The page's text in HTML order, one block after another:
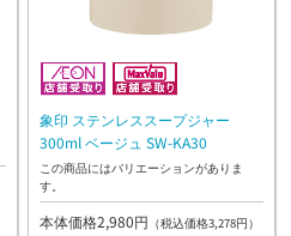
象印 ステンレススープジャー
300ml ベージュ SW-KA30
この商品にはバリエーションがありま
す。
本体価格2,980円 （税込価格3,278円）